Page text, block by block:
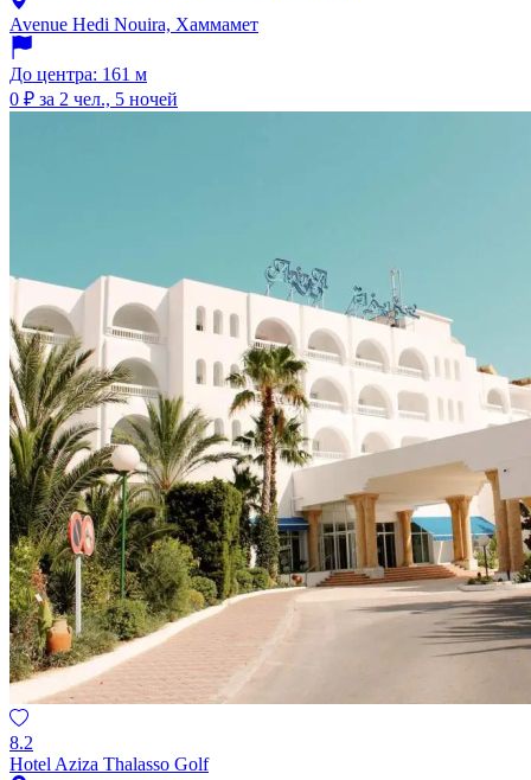
Avenue Hedi Nouira, Хаммамет
До центра: 161 м
0 ₽ за 2 чел., 5 ночей
8.2
Hotel Aziza Thalasso Golf